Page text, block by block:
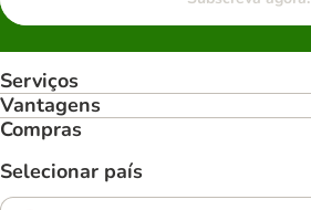
Serviços
Vantagens
Compras
Selecionar país